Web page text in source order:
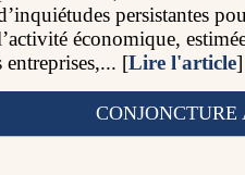
persistantes
économique,
entreprises,... [Lire l'article]